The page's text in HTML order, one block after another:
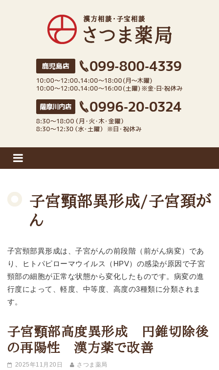
子宮頸部異形成/子宮頚が
ん
子宮頸部異形成は、子宮がんの前段階（前がん病変）であ
り、ヒトパピローマウイルス（HPV）の感染が原因で子宮
頸部の細胞が正常な状態から変化したものです。病変の進
行度によって、軽度、中等度、高度の3種類に分類されま
す。
子宮頸部高度異形成 円錐切除後
の再陽性 漢方薬で改善
2025年11月20日 さつま薬局